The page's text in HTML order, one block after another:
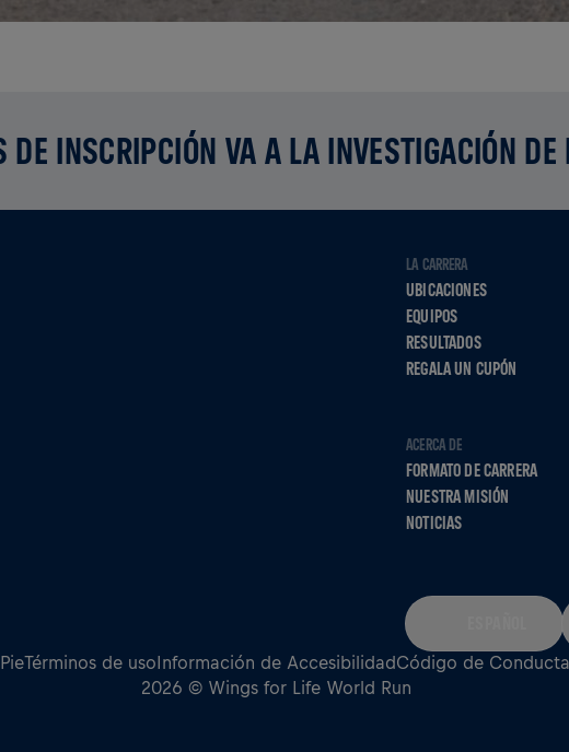
INSCRIPCIÓN VA A LA INVESTIGACIÓN
LA CARRERA
UBICACIONES
EQUIPOS
RESULTADOS
REGALA UN CUPÓN
ACERCA DE
FORMATO DE CARRERA
NUESTRA MISIÓN
NOTICIAS
PieTérminos de usoInformación de AccesibilidadCódigo de Conducta
2026 © Wings for Life World Run